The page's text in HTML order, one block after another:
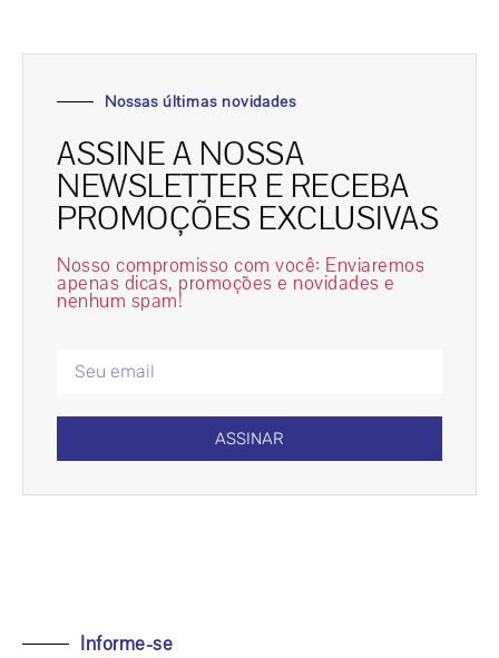
Nossas últimas novidades
ASSINE A NOSSA
NEWSLETTER E RECEBA
PROMOÇÕES EXCLUSIVAS
Nosso compromisso com você: Enviaremos
apenas dicas, promoções e novidades e
nenhum spam!
ASSINAR
Informe-se